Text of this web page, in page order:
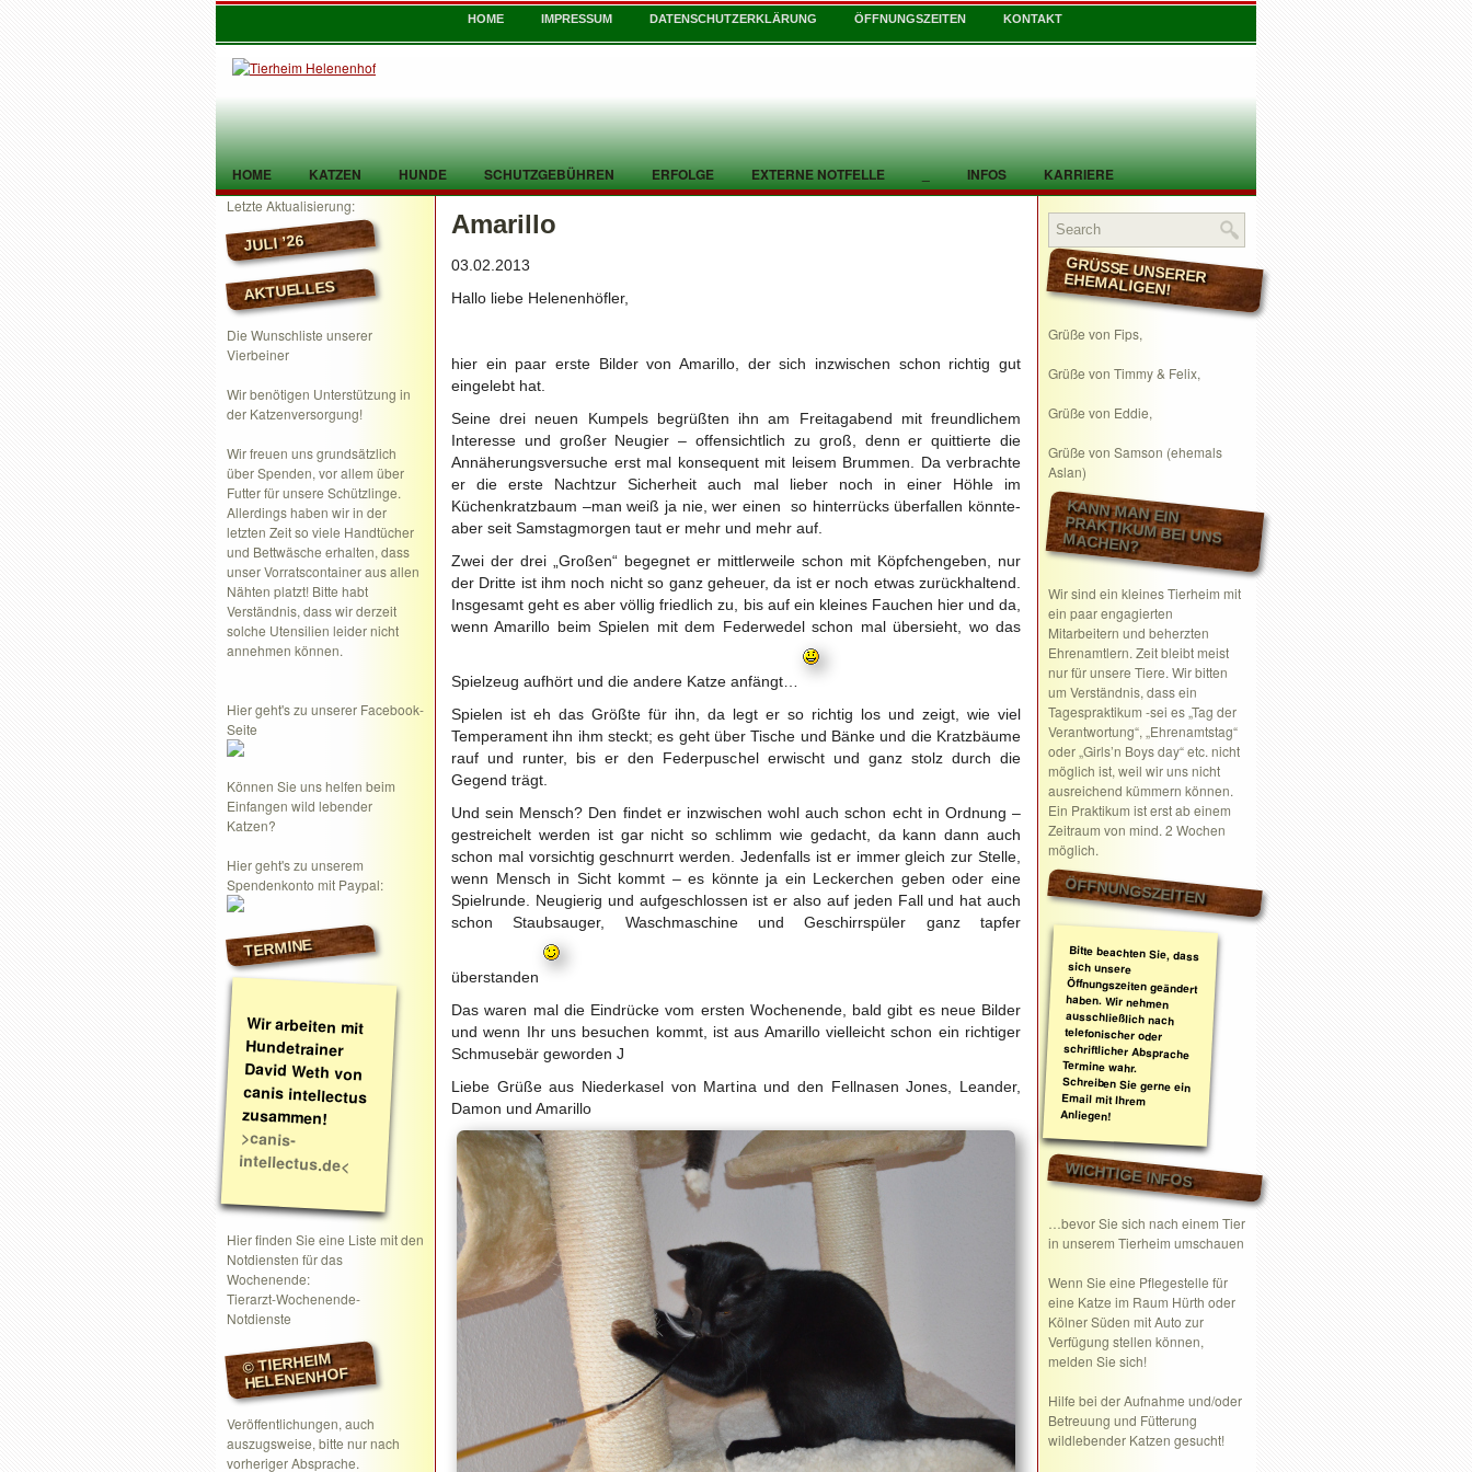
HOME IMPRESSUM DATENSCHUTZERKLÄRUNG ÖFFNUNGSZEITEN KONTAKT
HOME KATZEN HUNDE SCHUTZGEBÜHREN ERFOLGE EXTERNE NOTFELLE _ INFOS KARRIERE
TIER GEFUNDEN KONTAKT
Letzte Aktualisierung:
JULI ’26
AKTUELLES
Die Wunschliste unserer
Vierbeiner
Wir benötigen Unterstützung in
der Katzenversorgung!
Wir freuen uns grundsätzlich
über Spenden, vor allem über
Futter für unsere Schützlinge.
Allerdings haben wir in der
letzten Zeit so viele Handtücher
und Bettwäsche erhalten, dass
unser Vorratscontainer aus allen
Nähten platzt! Bitte habt
Verständnis, dass wir derzeit
solche Utensilien leider nicht
annehmen können.
Hier geht's zu unserer Facebook-
Seite
Können Sie uns helfen beim
Einfangen wild lebender
Katzen?
Hier geht's zu unserem
Spendenkonto mit Paypal:
TERMINE
Wir arbeiten mit
Hundetrainer
David Weth von
canis intellectus
zusammen!
>canis-
intellectus.de<
Hier finden Sie eine Liste mit den
Notdiensten für das
Wochenende:
Tierarzt-Wochenende-
Notdienste
© TIERHEIM
HELENENHOF
Veröffentlichungen, auch
auszugsweise, bitte nur nach
vorheriger Absprache.
Amarillo
03.02.2013
Hallo liebe Helenenhöfler,
hier ein paar erste Bilder von Amarillo, der sich inzwischen schon richtig gut
eingelebt hat.
Seine drei neuen Kumpels begrüßten ihn am Freitagabend
mit freundlichem
Interesse und großer Neugier – offensichtlich zu groß, denn er quittierte die
Annäherungsversuche erst mal konsequent mit leisem Brummen. Da verbrachte
er die erste Nachtzur Sicherheit auch mal lieber noch in einer Höhle im
Küchenkratzbaum –man weiß ja nie, wer einen so hinterrücks überfallen könnte-
aber seit Samstagmorgen taut er mehr und mehr auf.
Zwei der drei „Großen“ begegnet er mittlerweile schon mit Köpfchengeben, nur
der Dritte ist ihm noch nicht so ganz geheuer, da ist er noch etwas zurückhaltend.
Insgesamt geht es aber völlig friedlich zu, bis auf ein kleines Fauchen hier und da,
wenn Amarillo beim Spielen mit dem Federwedel schon mal übersieht, wo das
Spielzeug aufhört und die andere Katze anfängt…
Spielen ist eh das Größte für ihn, da legt er so richtig los und zeigt, wie viel
Temperament ihn ihm steckt; es geht über Tische und Bänke und die Kratzbäume
rauf und runter, bis er den Federpuschel erwischt und ganz stolz durch die
Gegend trägt.
Und sein Mensch? Den findet er inzwischen wohl auch schon echt in Ordnung –
gestreichelt werden ist gar nicht so schlimm wie gedacht, da kann dann auch
schon mal vorsichtig geschnurrt werden. Jedenfalls ist er immer gleich zur Stelle,
wenn Mensch in Sicht kommt – es könnte ja ein Leckerchen geben oder eine
Spielrunde. Neugierig und aufgeschlossen ist er also auf jeden Fall und hat auch
schon Staubsauger, Waschmaschine und Geschirrspüler ganz tapfer
überstanden
Das waren mal die Eindrücke vom ersten Wochenende, bald gibt es neue Bilder
und wenn Ihr uns besuchen kommt, ist aus Amarillo vielleicht schon ein richtiger
Schmusebär geworden J
Liebe Grüße aus Niederkasel von Martina und den Fellnasen Jones, Leander,
Damon und Amarillo
GRÜSSE UNSERER EHEMALIGEN!
Grüße von Fips,
Grüße von Timmy & Felix,
Grüße von Eddie,
Grüße von Samson (ehemals
Aslan)
KANN MAN EIN
PRAKTIKUM BEI UNS MACHEN?
Wir sind ein kleines Tierheim mit
ein paar engagierten
Mitarbeitern und beherzten
Ehrenamtlern. Zeit bleibt meist
nur für unsere Tiere. Wir bitten
um Verständnis, dass ein
Tagespraktikum -sei es „Tag der
Verantwortung“, „Ehrenamtstag“
oder „Girls’n Boys day“ etc. nicht
möglich ist, weil wir uns nicht
ausreichend kümmern können.
Ein Praktikum ist erst ab einem
Zeitraum von mind. 2 Wochen
möglich.
ÖFFNUNGSZEITEN
Bitte beachten Sie, dass
sich unsere
Öffnungszeiten geändert
haben. Wir nehmen
ausschließlich nach
telefonischer oder
schriftlicher Absprache
Termine wahr.
Schreiben Sie gerne ein
Email mit Ihrem
Anliegen!
WICHTIGE INFOS
…bevor Sie sich nach einem Tier
in unserem Tierheim umschauen
Wenn Sie eine Pflegestelle für
eine Katze im Raum Hürth oder
Kölner Süden mit Auto zur
Verfügung stellen können,
melden Sie sich!
Hilfe bei der Aufnahme und/oder
Betreuung und Fütterung
wildlebender Katzen gesucht!